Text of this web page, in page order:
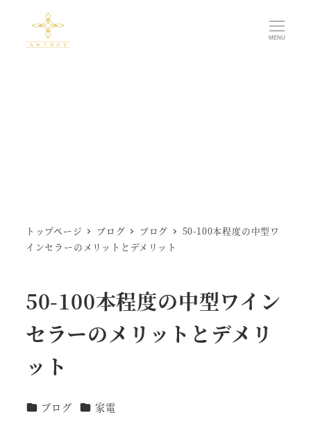
MENU
トップページ ブログ ブログ
50-100本程度の中型ワ
インセラーのメリットとデメリット
50-100本程度の中型ワイン
セラーのメリットとデメリ
ット
カテゴリー
ブログ カテゴリー
家電